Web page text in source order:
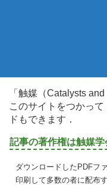
「触媒（Catalysts
このサイトをつかっ
ドもできます．
記事の著作権は触媒学
ダウンロードしたPDFフ
印刷して多数の者に配布